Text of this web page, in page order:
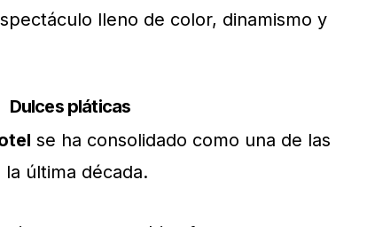
lleno de color, dinamismo y
Dulces pláticas
se ha consolidado como una de las
la última década.